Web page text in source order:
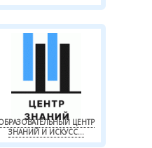
ЦЕНТР
ЗНАНИЙ И ИСКУСС...